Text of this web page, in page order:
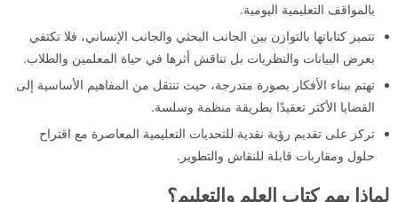
بالمواقف التعليمية اليومية.
تتميز كتاباتها بالتوازن بين الجانب البحثي والجانب الإنساني، فلا تكتفي
بعرض البيانات والنظريات بل تناقش أثرها في حياة المعلمين والطلاب.
تهتم ببناء الأفكار بصورة متدرجة، حيث تنتقل من المفاهيم الأساسية إلى
القضايا الأكثر تعقيدًا بطريقة منظمة وسلسة.
تركز على تقديم رؤية نقدية للتحديات التعليمية المعاصرة مع اقتراح
حلول ومقاربات قابلة للنقاش والتطوير.
لماذا يهم كتاب العلم والتعليم؟